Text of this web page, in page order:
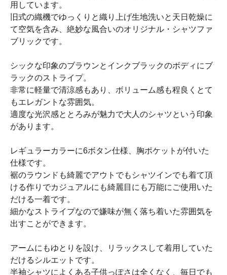
用しています。
旧式の織機でゆっくりと織り上げ生地洗いと天日乾燥に
て空気を含み、絶妙な風合いのオリジナル・シャツファ
ブリックです。
シックな印象のブラウンとインクブラックのボディにブ
ラックのストライプ。
非常に軽量で清涼感もあり、ボリューム感も程良くとて
もエレガントな雰囲気。
適度な光沢感ととろみが魅力で大人のシャツという印象
があります。
レギュラーカラーに6ボタン仕様、胸ポケットが付いた
仕様です。
裾のラウンドも綺麗でアウトでもシャツインでも着て頂
ける作りでカジュアルにも綺麗目にも万能にご使用いた
だける一着です。
細かなストライプなので嫌味が無く落ち着いた雰囲気を
出すことができます。
アームにもゆとりを設け、リラックスして着用していた
だけるシルエットです。
半袖シャツによくある子供っぽさは全くなく、毎日でも